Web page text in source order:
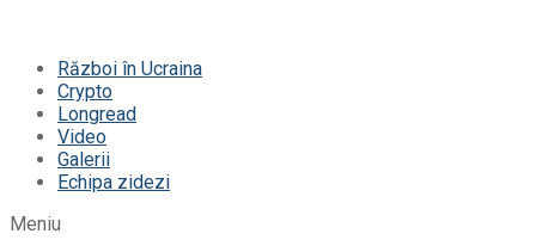
Război în Ucraina
Crypto
Longread
Video
Galerii
Echipa zidezi
Meniu